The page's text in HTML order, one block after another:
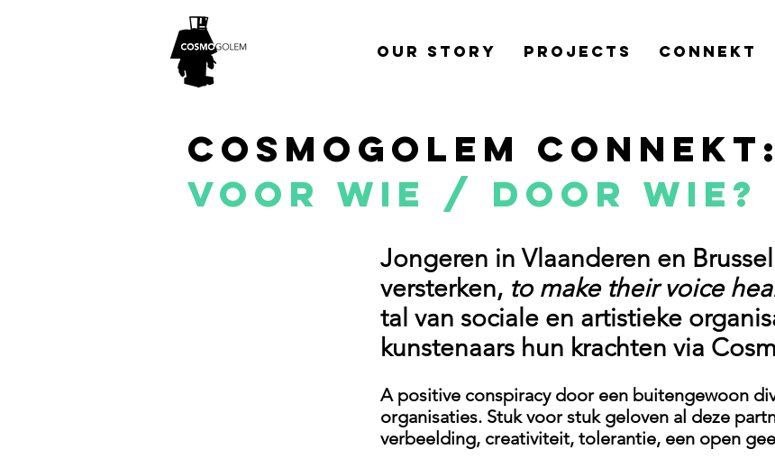
Our Story Projects Connekt
Cosmogolem Connekt:
VOOR WIE / DOOR WIE?
Jongeren in Vlaanderen en
versterken, to make their voice
tal van sociale en artistieke
kunstenaars hun krachten via
A positive conspiracy door een buitengewoon
organisaties. Stuk voor stuk geloven al deze
verbeelding, creativiteit, tolerantie, een open